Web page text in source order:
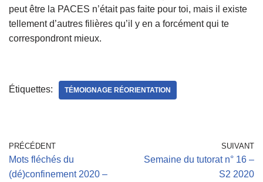
peut être la PACES n’était pas faite pour toi, mais il existe
tellement d’autres filières qu’il y en a forcément qui te
correspondront mieux.
Étiquettes: TÉMOIGNAGE RÉORIENTATION
PRÉCÉDENT
Mots fléchés du
(dé)confinement 2020 –
SUIVANT
Semaine du tutorat n° 16 –
S2 2020